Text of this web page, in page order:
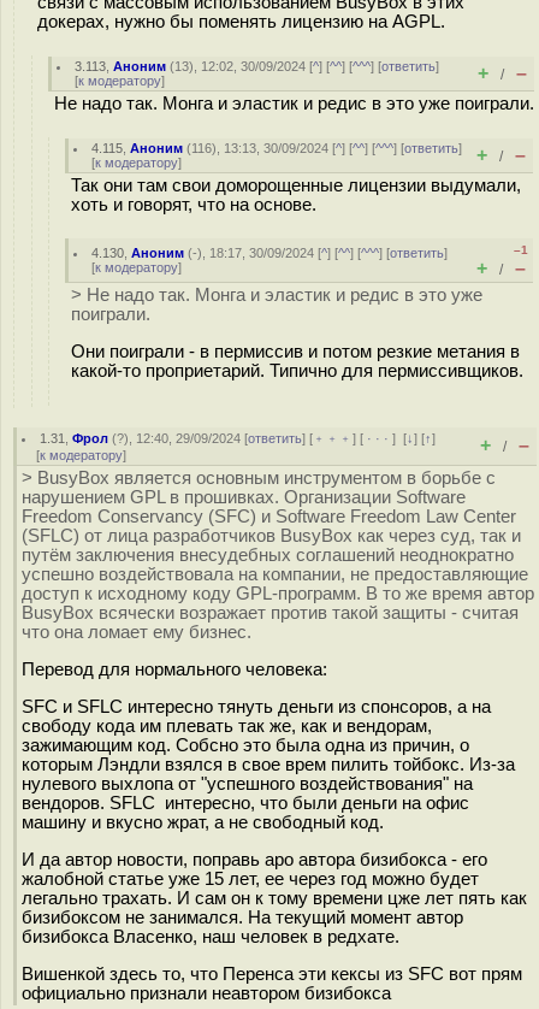
докерах, нужно бы поменять лицензию на AGPL.
3.113 ,Аноним (13), 12:02, 30/09/2024 [^] [^^] [^^^] [ответить]
[к модератору] + / –
Не надо так. Монга и эластик и редис в это уже поиграли.
4.115 ,Аноним (116), 13:13, 30/09/2024 [^] [^^] [^^^] [ответить]
[к модератору] + / –
Так они там свои доморощенные лицензии выдумали,
хоть и говорят, что на основе.
4.130 ,Аноним (-), 18:17, 30/09/2024 [^] [^^] [^^^] [ответить]
[к модератору]
–1
+ / –
> Не надо так. Монга и эластик и редис в это уже
поиграли.
Они поиграли - в пермиссив и потом резкие метания в
какой-то проприетарий. Типично для пермиссивщиков.
1.31 ,Фрол (?), 12:40, 29/09/2024 [ответить] [ ﹢﹢﹢] [ · · ·][↓] [↑]
[к модератору] + / –
> BusyBox является основным инструментом в борьбе с
нарушением GPL в прошивках. Организации Software
Freedom Conservancy (SFC) и Software Freedom Law Center
(SFLC) от лица разработчиков BusyBox как через суд, так и
путём заключения внесудебных соглашений неоднократно
успешно воздействовала на компании, не предоставляющие
доступ к исходному коду GPL-программ. В то же время автор
BusyBox всячески возражает против такой защиты - считая
что она ломает ему бизнес.
Перевод для нормального человека:
SFC и SFLC интересно тянуть деньги из спонсоров, а на
свободу кода им плевать так же, как и вендорам,
зажимающим код. Собсно это была одна из причин, о
которым Лэндли взялся в свое врем пилить тойбокс. Из-за
нулевого выхлопа от "успешного воздействования" на
вендоров. SFLC интересно, что были деньги на офис
машину и вкусно жрат, а не свободный код.
И да автор новости, поправь аро автора бизибокса - его
жалобной статье уже 15 лет, ее через год можно будет
легально трахать. И сам он к тому времени цже лет пять как
бизибоксом не занимался. На текущий момент автор
бизибокса Власенко, наш человек в редхате.
Вишенкой здесь то, что Перенса эти кексы из SFC вот прям
официально признали неавтором бизибокса